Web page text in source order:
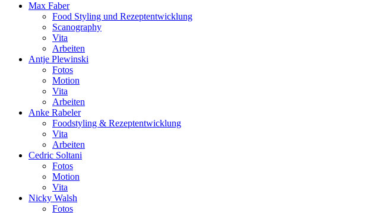
Max Faber
Food Styling und Rezeptentwicklung
Scanography
Vita
Arbeiten
Antje Plewinski
Fotos
Motion
Vita
Arbeiten
Anke Rabeler
Foodstyling & Rezeptentwicklung
Vita
Arbeiten
Cedric Soltani
Fotos
Motion
Vita
Nicky Walsh
Fotos